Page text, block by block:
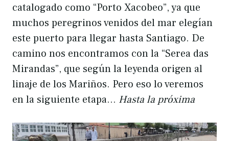
catalogado como “Porto Xacobeo”, ya que
muchos peregrinos venidos del mar elegían
este puerto para llegar hasta Santiago. De
camino nos encontramos con la “Serea das
Mirandas”, que según la leyenda origen al
linaje de los Mariños. Pero eso lo veremos
en la siguiente etapa… Hasta la próxima